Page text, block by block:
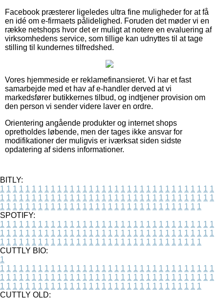
Facebook præsterer ligeledes ultra fine muligheder for at få
en idé om e-firmaets pålidelighed. Foruden det møder vi en
række netshops hvor det er muligt at notere en evaluering af
virksomhedens service, som tillige kan udnyttes til at tage
stilling til kundernes tilfredshed.
Vores hjemmeside er reklamefinansieret. Vi har et fast
samarbejde med et hav af e-handler derved at vi
markedsfører butikkernes tilbud, og indtjener provision om
den person vi sender videre laver en ordre.
Orientering angående produkter og internet shops
opretholdes løbende, men der tages ikke ansvar for
modifikationer der muligvis er iværksat siden sidste
opdatering af sidens informationer.
BITLY:
1 1 1 1 1 1 1 1 1 1 1 1 1 1 1 1 1 1 1 1 1 1 1 1 1 1 1 1 1 1 1 1 1 1
1 1 1 1 1 1 1 1 1 1 1 1 1 1 1 1 1 1 1 1 1 1 1 1 1 1 1 1 1 1 1 1 1 1
1 1 1 1 1 1 1 1 1 1 1 1 1 1 1 1 1 1 1 1 1 1 1 1 1 1 1 1 1 1 1 1
SPOTIFY:
1 1 1 1 1 1 1 1 1 1 1 1 1 1 1 1 1 1 1 1 1 1 1 1 1 1 1 1 1 1 1 1 1 1
1 1 1 1 1 1 1 1 1 1 1 1 1 1 1 1 1 1 1 1 1 1 1 1 1 1 1 1 1 1 1 1 1 1
1 1 1 1 1 1 1 1 1 1 1 1 1 1 1 1 1 1 1 1 1 1 1 1 1 1 1 1 1 1 1 1
CUTTLY BIO:
1
1 1 1 1 1 1 1 1 1 1 1 1 1 1 1 1 1 1 1 1 1 1 1 1 1 1 1 1 1 1 1 1 1 1
1 1 1 1 1 1 1 1 1 1 1 1 1 1 1 1 1 1 1 1 1 1 1 1 1 1 1 1 1 1 1 1 1 1
1 1 1 1 1 1 1 1 1 1 1 1 1 1 1 1 1 1 1 1 1 1 1 1 1 1 1 1 1 1 1 1
CUTTLY OLD: